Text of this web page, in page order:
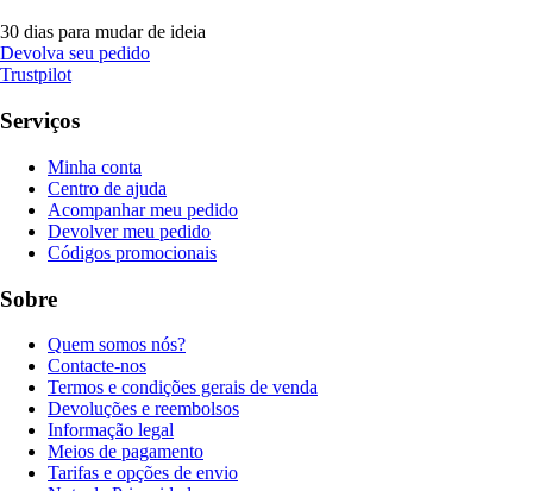
30 dias para mudar de ideia
Devolva seu pedido
Trustpilot
Serviços
Minha conta
Centro de ajuda
Acompanhar meu pedido
Devolver meu pedido
Códigos promocionais
Sobre
Quem somos nós?
Contacte-nos
Termos e condições gerais de venda
Devoluções e reembolsos
Informação legal
Meios de pagamento
Tarifas e opções de envio